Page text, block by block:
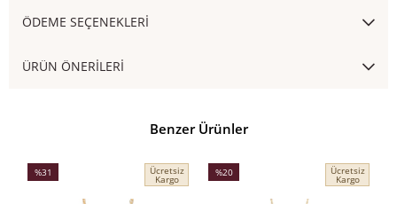
ÖDEME SEÇENEKLERI
ÜRÜN ÖNERILERI
Benzer Ürünler
%31
Ücretsiz
Kargo
%20
Ücretsiz
Kargo